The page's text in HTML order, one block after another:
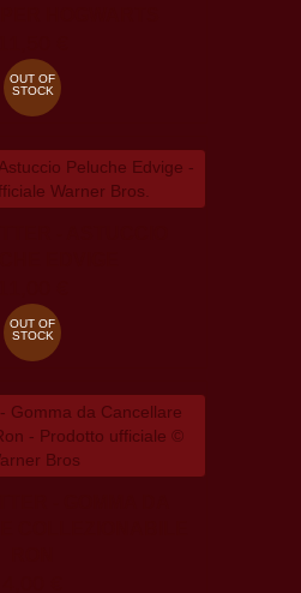
OUT OF
STOCK
OUT OF
STOCK